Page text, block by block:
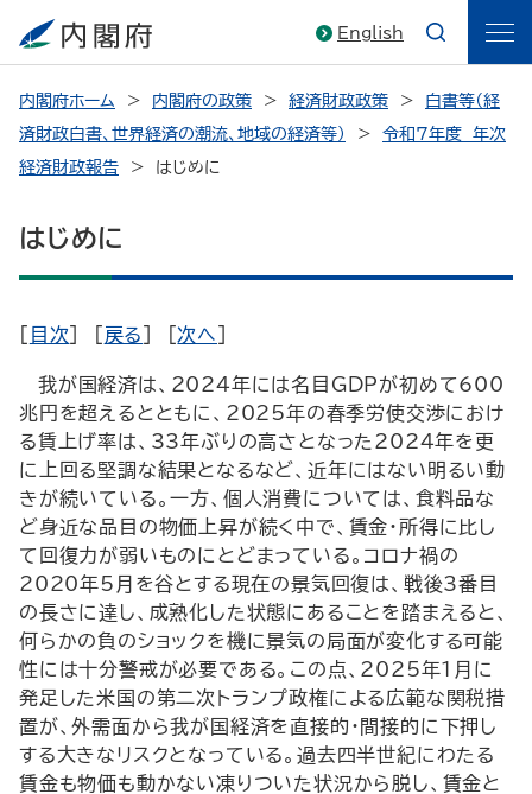
English
内閣府ホーム 内閣府の政策 経済財政政策
白書等（経
済財政白書、世界経済の潮流、地域の経済等）
令和7年度 年次
経済財政報告
はじめに
はじめに
目次 戻る ] [次へ
我が国経済は、2024年には名目 GDPが初めて600
兆円を超えるとともに、2025年の春季労使交渉におけ
る賃上げ率は、33年ぶりの高さとなった2024年を更
に上回る堅調な結果となるなど、近年にはない明るい動
きが続いている。一方、個人消費については、食料品な
ど身近な品目の物価上昇が続く中で、賃金・所得に比し
て回復力が弱いものにとどまっている。コロナ禍の
2020年5月を谷とする現在の景気回復は、戦後3番目
の長さに達し、成熟化した状態にあることを踏まえると、
何らかの負のショックを機に景気の局面が変化する可能
性には十分警戒が必要である。この点、2025年1月に
発足した米国の第二次トランプ政権による広範な関税措
置が、外需面から我が国経済を直接的・間接的に下押し
する大きなリスクとなっている。過去四半世紀にわたる
賃金も物価も動かない凍りついた状況から脱し、賃金と